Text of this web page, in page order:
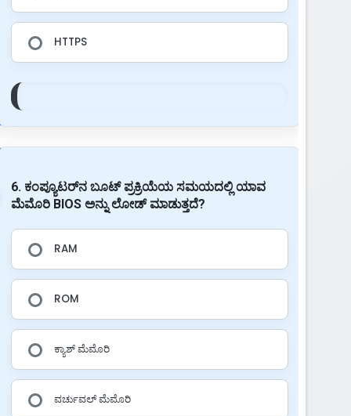
HTTPS
6. ಕಂಪ್ಯೂಟರ್‌ನ ಬೂಟ್ ಪ್ರಕ್ರಿಯೆಯ ಸಮಯದಲ್ಲಿ ಯಾವ
ಮೆಮೊರಿ BIOS ಅನ್ನು ಲೋಡ್ ಮಾಡುತ್ತದೆ?
RAM
ROM
ಕ್ಯಾಶ್ ಮೆಮೊರಿ
ವರ್ಚುವಲ್ ಮೆಮೊರಿ